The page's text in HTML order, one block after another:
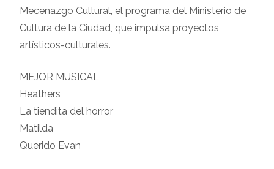
Mecenazgo Cultural, el programa del Ministerio de
Cultura de la Ciudad, que impulsa proyectos
artísticos-culturales.
MEJOR MUSICAL
Heathers
La tiendita del horror
Matilda
Querido Evan